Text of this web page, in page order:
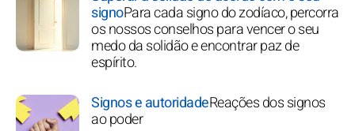
signoPara cada signo do zodíaco, percorra
os nossos conselhos para vencer o seu
medo da solidão e encontrar paz de
espírito.
Signos e autoridadeReações dos signos
ao poder